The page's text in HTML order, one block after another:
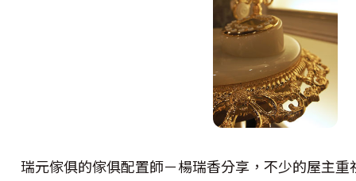
瑞元傢俱的傢俱配置師－楊瑞香分享，不少的屋主